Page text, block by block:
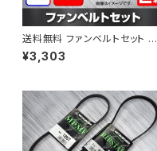
送料無料 ファンベルトセット ト
ヨタ プロボックス 型式NCP50
V H24.01～ （国内トップメーカ
¥3,303